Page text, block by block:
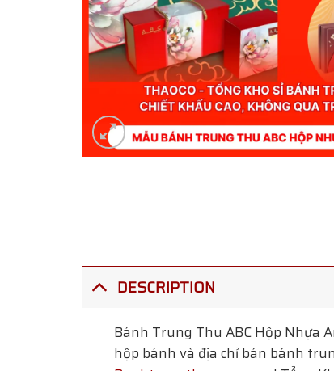
DESCRIPTION
Bánh Trung Thu ABC Hộp Nhựa
hộp bánh và địa chỉ bán bánh